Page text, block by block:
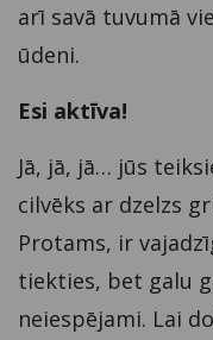
arī savā tuvumā
ūdeni.
Esi aktīva!
Jā, jā, jā… jūs
cilvēks ar dzelzs
Protams, ir
tiekties, bet galu
neiespējami. Lai